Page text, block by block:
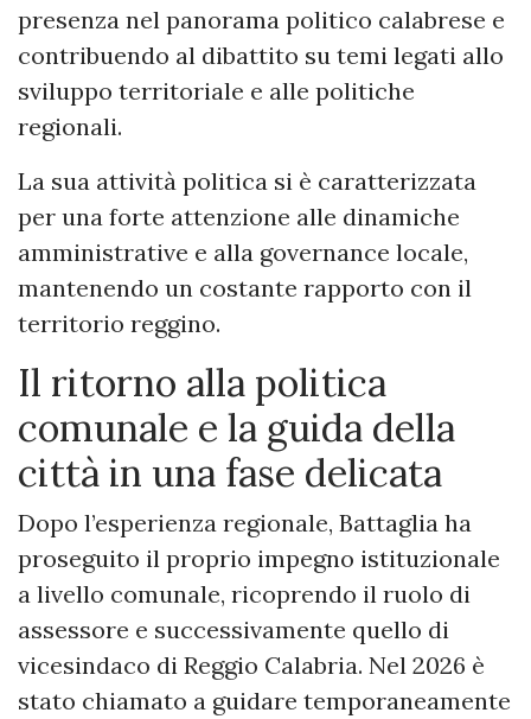
presenza nel panorama politico calabrese e
contribuendo al dibattito su temi legati allo
sviluppo territoriale e alle politiche
regionali.
La sua attività politica si è caratterizzata
per una forte attenzione alle dinamiche
amministrative e alla governance locale,
mantenendo un costante rapporto con il
territorio reggino.
Il ritorno alla politica
comunale e la guida della
città in una fase delicata
Dopo l’esperienza regionale, Battaglia ha
proseguito il proprio impegno istituzionale
a livello comunale, ricoprendo il ruolo di
assessore e successivamente quello di
vicesindaco di Reggio Calabria. Nel 2026 è
stato chiamato a guidare temporaneamente